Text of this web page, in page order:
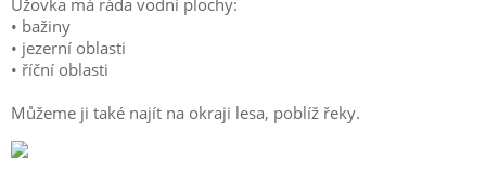
Užovka má ráda vodní plochy:
• bažiny
• jezerní oblasti
• říční oblasti
Můžeme ji také najít na okraji lesa, poblíž řeky.